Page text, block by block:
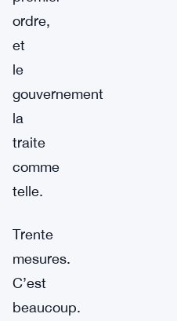
ordre,
et
le
gouvernement
la
traite
comme
telle.
Trente
mesures.
C’est
beaucoup.